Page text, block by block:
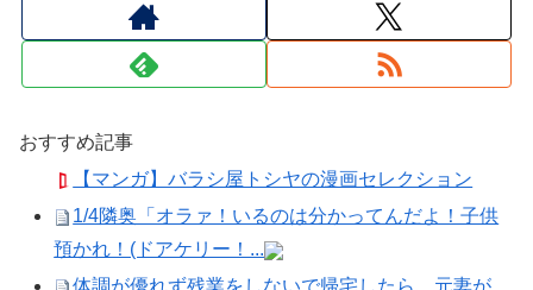
おすすめ記事
【マンガ】バラシ屋トシヤの漫画セレクション
1/4隣奥「オラァ！いるのは分かってんだよ！子供
預かれ！(ドアケリー！...